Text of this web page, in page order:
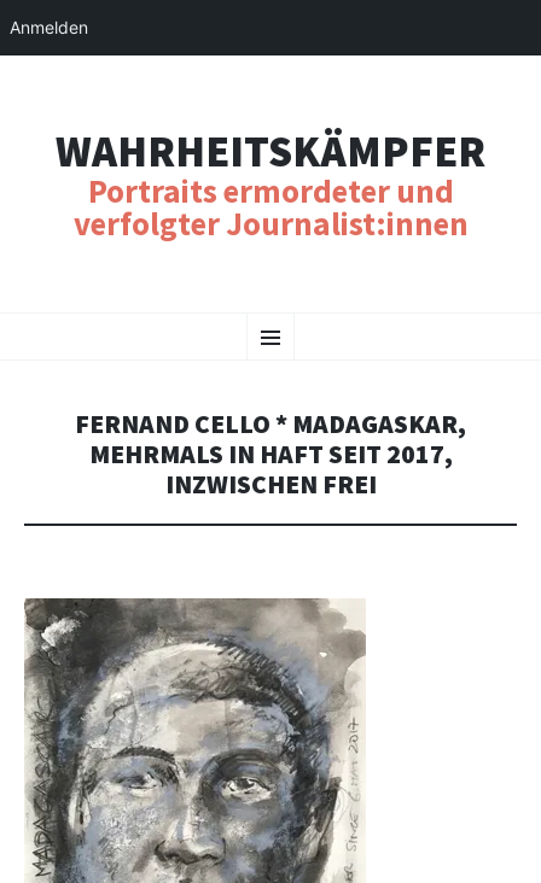
WAHRHEITSKÄMPFER
Portraits ermordeter und
verfolgter Journalist:innen
Menu
TO
FERNAND CELLO * MADAGASKAR,
MEHRMALS IN HAFT SEIT 2017,
INZWISCHEN FREI
Anmelden